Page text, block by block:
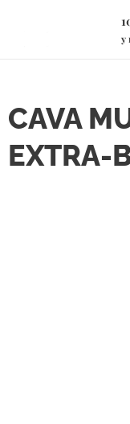
y
CAVA
EXTRA-